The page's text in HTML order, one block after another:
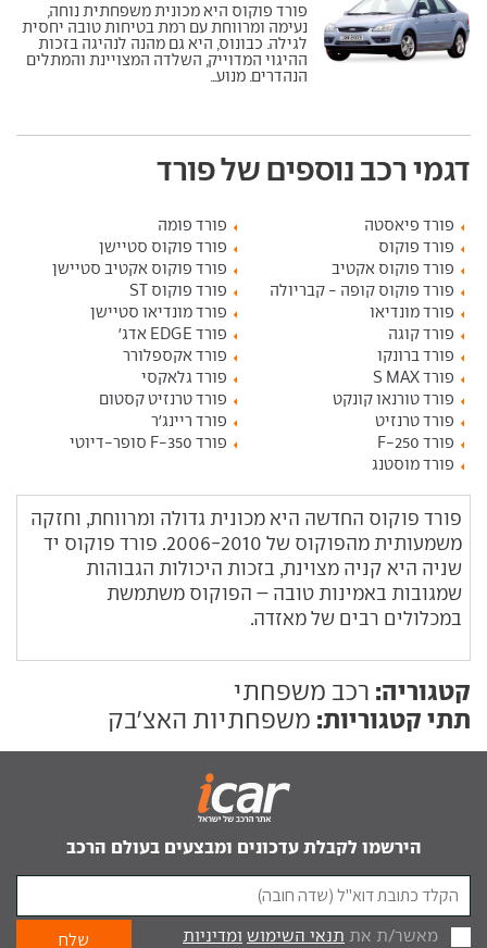
פורד פוקוס היא מכונית משפחתית נוחה,
נעימה ומרווחת עם רמת בטיחות טובה יחסית
לגילה. כבונוס, היא גם מהנה לנהיגה בזכות
ההיגוי המדוייק, השלדה המצויינת והמתלים
הנהדרים. מנוע...
דגמי רכב נוספים של פורד
פורד פיאסטה
פורד פומה
פורד פוקוס
פורד פוקוס סטיישן
פורד פוקוס אקטיב
פורד פוקוס אקטיב סטיישן
פורד פוקוס קופה - קבריולה
פורד פוקוס ST
פורד מונדיאו
פורד מונדיאו סטיישן
פורד קוגה
פורד EDGE אדג'
פורד ברונקו
פורד אקספלורר
פורד S MAX
פורד גלאקסי
פורד טורנאו קונקט
פורד טרנזיט קסטום
פורד טרנזיט
פורד ריינג'ר
פורד F-250
פורד F-350 סופר-דיוטי
פורד מוסטנג
פורד פוקוס החדשה היא מכונית גדולה ומרווחת, וחזקה
משמעותית מהפוקוס של 2006-2010. פורד פוקוס יד
שניה היא קניה מצוינת, בזכות היכולות הגבוהות
שמגובות באמינות טובה – הפוקוס משתמשת
במכלולים רבים של מאזדה.
קטגוריה: רכב משפחתי
תתי קטגוריות: משפחתיות האצ'בק
הירשמו לקבלת עדכונים ומבצעים בעולם הרכב
מאשר/ת את תנאי השימוש ומדיניות